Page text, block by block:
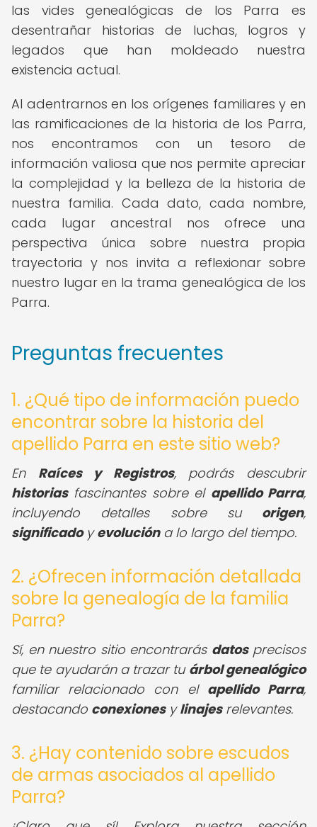
las vides genealógicas de los Parra es
desentrañar historias de luchas, logros y
legados que han moldeado nuestra
existencia actual.
Al adentrarnos en los orígenes familiares y en
las ramificaciones de la historia de los Parra,
nos encontramos con un tesoro de
información valiosa que nos permite apreciar
la complejidad y la belleza de la historia de
nuestra familia. Cada dato, cada nombre,
cada lugar ancestral nos ofrece una
perspectiva única sobre nuestra propia
trayectoria y nos invita a reflexionar sobre
nuestro lugar en la trama genealógica de los
Parra.
Preguntas frecuentes
1. ¿Qué tipo de información puedo
encontrar sobre la historia del
apellido Parra en este sitio web?
En Raíces y Registros, podrás descubrir
historiasfascinantes sobre el apellido Parra,
incluyendo detalles sobre su origen,
significadoyevolucióna lo largo del tiempo.
2. ¿Ofrecen información detallada
sobre la genealogía de la familia
Parra?
Sí, en nuestro sitio encontrarás datosprecisos
que te ayudarán a trazar tu árbol genealógico
familiar relacionado con el apellido Parra,
destacando conexionesylinajesrelevantes.
3. ¿Hay contenido sobre escudos
de armas asociados al apellido
Parra?